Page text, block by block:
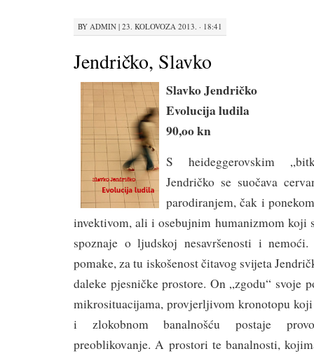
BY ADMIN | 23. KOLOVOZA 2013. · 18:41
Jendričko, Slavko
Slavko Jendričko
Evolucija ludila
90,oo kn
S heideggerovskim
Jendričko se suočava
parodiranjem, čak i
invektivom, ali i osebujnim humanizmom koji
spoznaje o ljudskoj nesavršenosti i
pomake, za tu iskošenost čitavog svijeta
daleke pjesničke prostore. On „zgodu“ svoje
mikrosituacijama, provjerljivom kronotopu
i zlokobnom banalnošću postaje
preoblikovanje. A prostori te banalnosti,